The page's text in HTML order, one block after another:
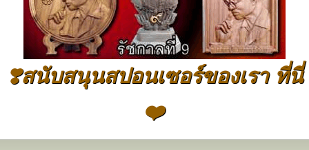
❣️สนับสนุนสปอนเซอร์ของเรา ที่นี่
❤️